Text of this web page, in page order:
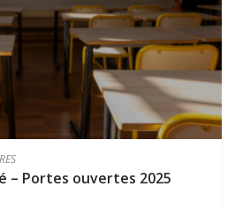
– Portes ouvertes 2025